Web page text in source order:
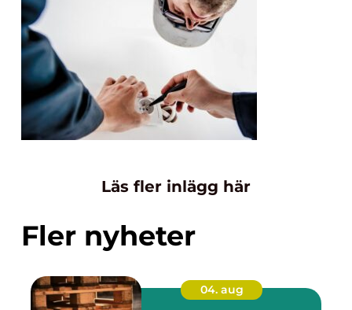
Läs fler inlägg här
Fler nyheter
04. aug